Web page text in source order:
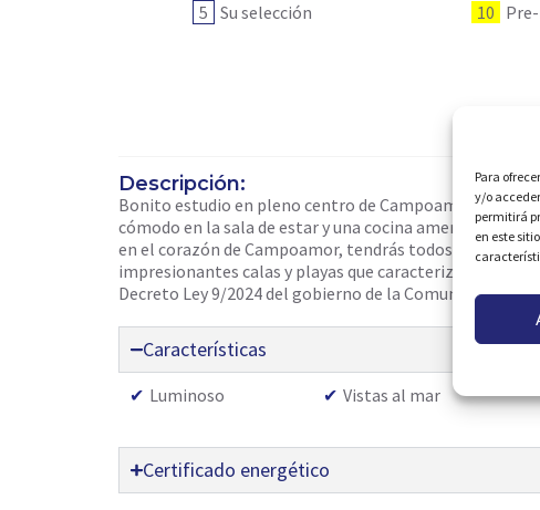
Para
y/o
permitirá
en este
5 Su selección 10
Descripción:
Bonito estudio en pleno centro de Campoamor, con
cómodo en la sala de estar y una cocina americana
en el corazón de Campoamor, tendrás todos los
impresionantes calas y playas que caracterizan la
Decreto Ley 9/2024 del gobierno de la Comunidad
Características
✔ Luminoso ✔ Vistas al mar
Certificado energético